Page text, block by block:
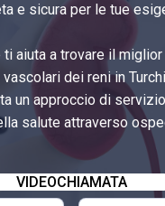
e sicura per le tue
ti aiuta a trovare il
dei reni in
un approccio di
salute attraverso
VIDEOCHIAMATA